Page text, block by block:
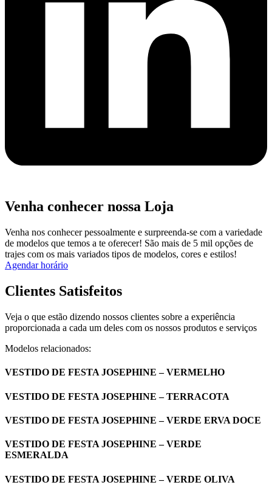
Venha conhecer nossa Loja
Venha nos conhecer pessoalmente e surpreenda-se com a variedade
de modelos que temos a te oferecer! São mais de 5 mil opções de
trajes com os mais variados tipos de modelos, cores e estilos!
Agendar horário
Clientes Satisfeitos
Veja o que estão dizendo nossos clientes sobre a experiência
proporcionada a cada um deles com os nossos produtos e serviços
Modelos relacionados:
VESTIDO DE FESTA JOSEPHINE – VERMELHO
VESTIDO DE FESTA JOSEPHINE – TERRACOTA
VESTIDO DE FESTA JOSEPHINE – VERDE ERVA DOCE
VESTIDO DE FESTA JOSEPHINE – VERDE
ESMERALDA
VESTIDO DE FESTA JOSEPHINE – VERDE OLIVA